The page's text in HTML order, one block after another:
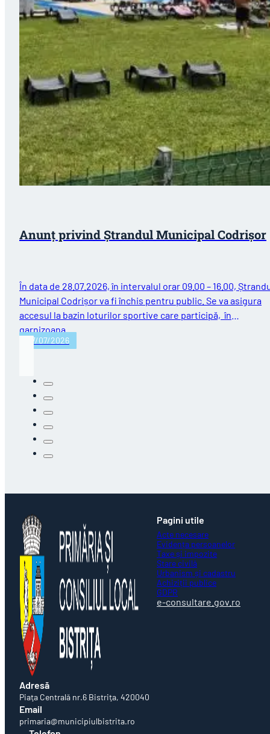
Anunț privind Ștrandul Municipal Codrișor
În data de 28.07.2026, în intervalul orar 09.00 – 16.00,
Municipal Codrișor va fi închis pentru public. Se va asigura
accesul la bazin loturilor sportive care participă, în
garnizoana…
27/07/2026
Adresă
Piaţa Centrală nr.6 Bistriţa, 420040
Email
primaria@municipiulbistrita.ro
Pagini utile
Acte necesare
Evidența persoanelor
Taxe și impozite
Stare civilă
Urbanism și cadastru
Achiziții publice
GDPR
e-consultare.gov.ro